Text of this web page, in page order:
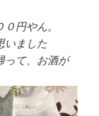
０円やん。
いました
て、お酒が